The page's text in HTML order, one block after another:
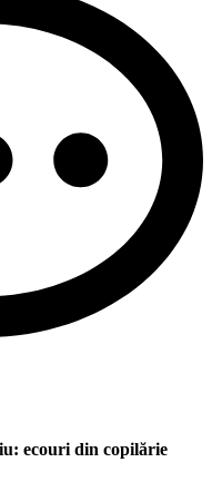
ecouri din copilărie